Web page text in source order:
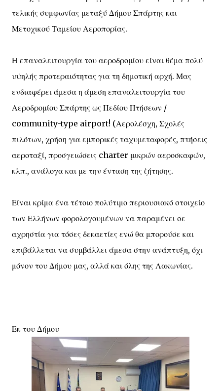
τελικής συμφωνίας μεταξύ Δήμου Σπάρτης και
Μετοχικού Ταμείου Αεροπορίας.
Η επαναλειτουργία του αεροδρομίου είναι θέμα πολύ
υψηλής προτεραιότητας για τη δημοτική αρχή. Μας
ενδιαφέρει άμεσα η άμεση επαναλειτουργία του
Αεροδρομίου Σπάρτης ως Πεδίου Πτήσεων /
community-type airport! (Αερολέσχη, Σχολές
πιλότων, χρήση για εμπορικές ταχυμεταφορές, πτήσεις
αεροταξί, προσγειώσεις charter μικρών αεροσκαφών,
κλπ., ανάλογα και με την ένταση της ζήτησης.
Είναι κρίμα ένα τέτοιο πολύτιμο περιουσιακό στοιχείο
των Ελλήνων φορολογουμένων να παραμένει σε
αχρηστία για τόσες δεκαετίες ενώ θα μπορούσε και
επιβάλλεται να συμβάλλει άμεσα στην ανάπτυξη, όχι
μόνον του Δήμου μας, αλλά και όλης της Λακωνίας.
Εκ του Δήμου